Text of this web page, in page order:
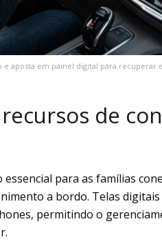
aposta em painel digital para recuperar
de
para as famílias
a bordo. Telas
permitindo o